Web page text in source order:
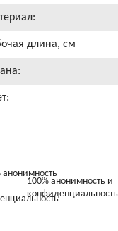
длина, см
100% анонимность и
конфиденциальность